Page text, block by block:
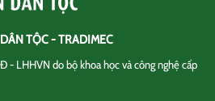
TỘC - TRADIMEC
- LHHVN do bộ khoa học và công nghệ cấp